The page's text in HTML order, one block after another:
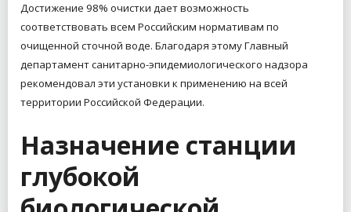
Достижение 98% очистки дает возможность
соответствовать всем Российским нормативам по
очищенной сточной воде. Благодаря этому Главный
департамент санитарно-эпидемиологического надзора
рекомендовал эти установки к применению на всей
территории Российской Федерации.
Назначение станции
глубокой